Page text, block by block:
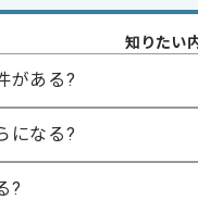
1回
2025/06/16
けの店舗管理SaaSの提供
知りたい
がある?
になる?
?